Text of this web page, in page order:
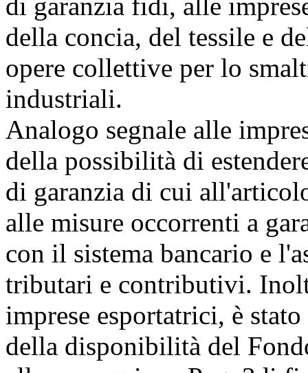
della concia, del tessile e
opere collettive per lo
industriali.
Analogo segnale alle
della possibilità di
di garanzia di cui
alle misure occorrenti a
con il sistema bancario e
tributari e contributivi.
imprese esportatrici, è
della disponibilità del